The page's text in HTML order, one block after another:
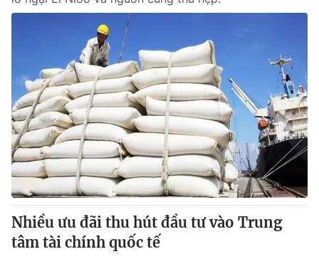
Nhiều ưu đãi thu hút đầu tư vào Trung
tâm tài chính quốc tế